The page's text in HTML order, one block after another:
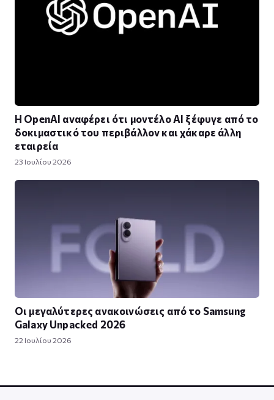
Η OpenAI αναφέρει ότι μοντέλο AI ξέφυγε από το
δοκιμαστικό του περιβάλλον και χάκαρε άλλη
εταιρεία
23 Ιουλίου 2026
Οι μεγαλύτερες ανακοινώσεις από το Samsung
Galaxy Unpacked 2026
22 Ιουλίου 2026